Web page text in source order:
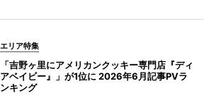
エリア特集
「吉野ヶ里にアメリカンクッキー専門店『ディ
アベイビー』」が1位に 2026年6月記事PVラ
ンキング